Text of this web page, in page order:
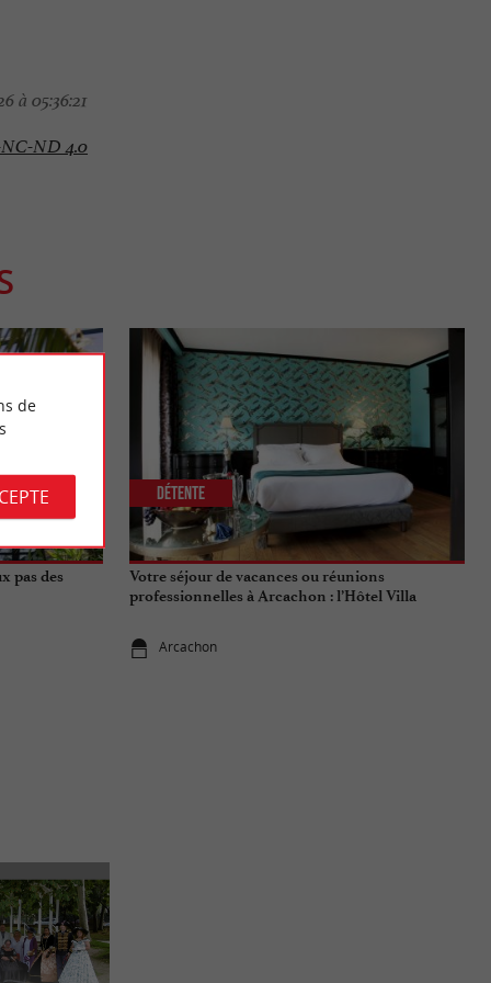
à 05:36:21
ND 4.0
pas des
Votre séjour de vacances ou réunions
professionnelles à Arcachon : l’Hôtel Villa
Arcachon
Détente
de